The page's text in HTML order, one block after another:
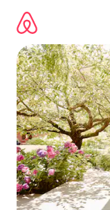
para
conteúdo